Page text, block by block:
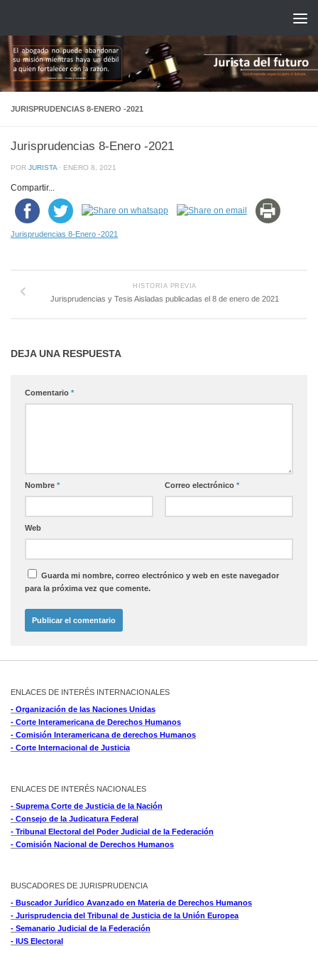
JURISPRUDENCIAS 8-ENERO -2021
Jurisprudencias 8-Enero -2021
POR JURISTA · ENERO 8, 2021
Compartir...
Jurisprudencias 8-Enero -2021
HISTORIA PREVIA
Jurisprudencias y Tesis Aisladas publicadas el 8 de enero de 2021
DEJA UNA RESPUESTA
Comentario *
Nombre * Correo electrónico *
Web
Guarda mi nombre, correo electrónico y web en este navegador
para la próxima vez que comente.
ENLACES DE INTERÉS INTERNACIONALES
- Organización de las Naciones Unidas
- Corte Interamericana de Derechos Humanos
- Comisión Interamericana de derechos Humanos
- Corte Internacional de Justicia
ENLACES DE INTERÉS NACIONALES
- Suprema Corte de Justicia de la Nación
- Consejo de la Judicatura Federal
- Tribunal Electoral del Poder Judicial de la Federación
- Comisión Nacional de Derechos Humanos
BUSCADORES DE JURISPRUDENCIA
- Buscador Jurídico Avanzado en Materia de Derechos Humanos
- Jurisprudencia del Tribunal de Justicia de la Unión Europea
- Semanario Judicial de la Federación
- IUS Electoral